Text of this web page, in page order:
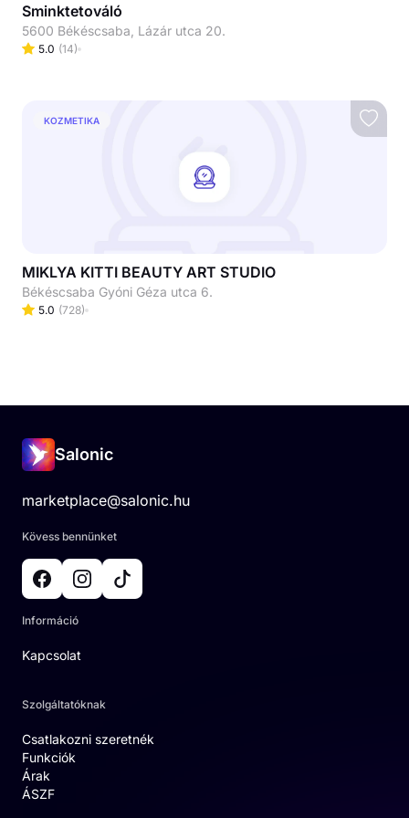
Sminktetováló
5600 Békéscsaba, Lázár utca 20.
5.0 (14)
KOZMETIKA
MIKLYA KITTI BEAUTY ART STUDIO
Békéscsaba Gyóni Géza utca 6.
5.0 (728)
Salonic
marketplace@salonic.hu
Kövess bennünket
Információ
Kapcsolat
Szolgáltatóknak
Csatlakozni szeretnék
Funkciók
Árak
ÁSZF